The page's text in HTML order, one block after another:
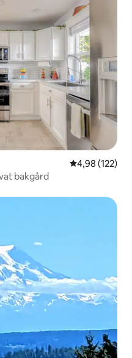
4,98 av 5 i
4,98 (122)
bakgård